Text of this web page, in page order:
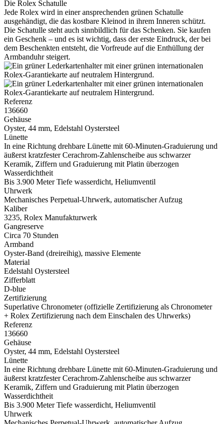
Die Rolex Schatulle
Jede Rolex wird in einer ansprechenden grünen Schatulle
ausgehändigt, die das kostbare Kleinod in ihrem Inneren schützt.
Die Schatulle steht auch sinnbildlich für das Schenken. Sie kaufen
ein Geschenk – und es ist wichtig, dass der erste Eindruck, der bei
dem Beschenkten entsteht, die Vorfreude auf die Enthüllung der
Armbanduhr steigert.
Referenz
136660
Gehäuse
Oyster, 44 mm, Edelstahl Oystersteel
Lünette
In eine Richtung drehbare Lünette mit 60-Minuten-Graduierung und
äußerst kratzfester Cerachrom-Zahlenscheibe aus schwarzer
Keramik, Ziffern und Graduierung mit Platin überzogen
Wasserdichtheit
Bis 3.900 Meter Tiefe wasserdicht, Heliumventil
Uhrwerk
Mechanisches Perpetual-Uhrwerk, automatischer Aufzug
Kaliber
3235, Rolex Manufakturwerk
Gangreserve
Circa 70 Stunden
Armband
Oyster-Band (dreireihig), massive Elemente
Material
Edelstahl Oystersteel
Zifferblatt
D-blue
Zertifizierung
Superlative Chronometer (offizielle Zertifizierung als Chronometer
+ Rolex Zertifizierung nach dem Einschalen des Uhrwerks)
Referenz
136660
Gehäuse
Oyster, 44 mm, Edelstahl Oystersteel
Lünette
In eine Richtung drehbare Lünette mit 60-Minuten-Graduierung und
äußerst kratzfester Cerachrom-Zahlenscheibe aus schwarzer
Keramik, Ziffern und Graduierung mit Platin überzogen
Wasserdichtheit
Bis 3.900 Meter Tiefe wasserdicht, Heliumventil
Uhrwerk